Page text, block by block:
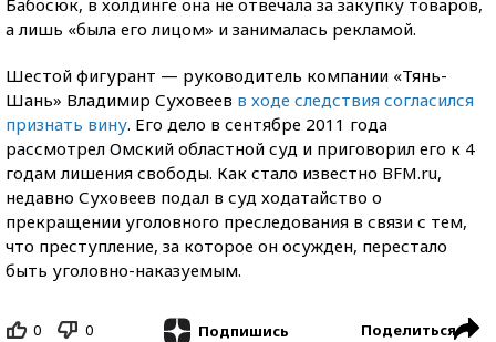
Бабосюк, в холдинге она не отвечала за закупку товаров,
а лишь «была его лицом» и занималась рекламой.
Шестой фигурант — руководитель компании «Тянь-
Шань» Владимир Суховеев в ходе следствия согласился
признать вину. Его дело в сентябре 2011 года
рассмотрел Омский областной суд и приговорил его к 4
годам лишения свободы. Как стало известно BFM.ru,
недавно Суховеев подал в суд ходатайство о
прекращении уголовного преследования в связи с тем,
что преступление, за которое он осужден, перестало
быть уголовно-наказуемым.
0 0 Подпишись Поделиться